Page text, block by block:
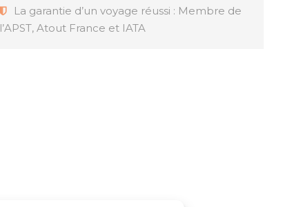
La garantie d’un voyage réussi : Membre de
l’APST, Atout France et IATA